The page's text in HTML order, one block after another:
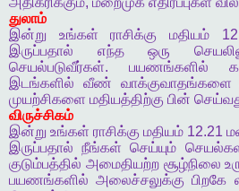
துலாம்
இன்று
உங்கள் ராசிக்கு மதியம்
இருப்பதால்
எந்த ஒரு
செயல்படுவீர்கள். பயணங்களில்
இடங்களில்
வீண் வாக்குவாதங்களை
முயற்சிகளை மதியத்திற்கு பின்
விருச்சிகம்
இன்று உங்கள் ராசிக்கு மதியம் 12.21
இருப்பதால்
நீங்கள் செய்யும்
குடும்பத்தில் அமைதியற்ற சூழ்நிலை
பயணங்களில் அலைச்சலுக்கு பிறகே